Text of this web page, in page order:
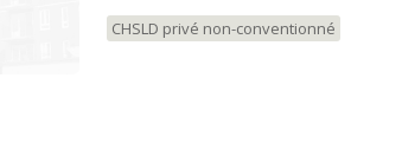
CHSLD privé non-conventionné